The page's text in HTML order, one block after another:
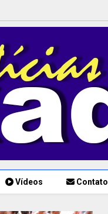
Vídeos Contato